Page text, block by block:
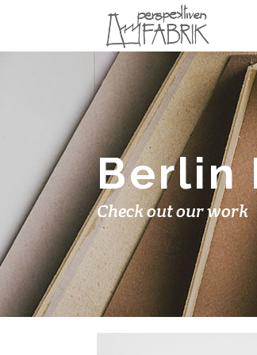
Berlin
Check out our work